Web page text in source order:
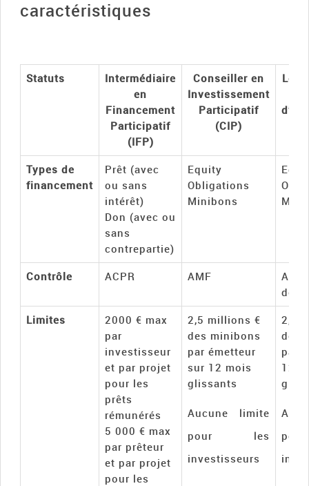
caractéristiques
Statuts
Intermédiaire
en
Financement
Participatif
(IFP)
Conseiller en
Investissement
Participatif
(CIP)
Le
Types de
financement
Prêt (avec
ou sans
intérêt)
Don (avec ou
sans
contrepartie)
Equity
Obligations
Minibons
Contrôle ACPR AMF
de
Limites
2000 € max
par
investisseur
et par projet
pour les
prêts
rémunérés
5 000 € max
par prêteur
et par projet
pour les
2,5 millions €
des minibons
par émetteur
sur 12 mois
glissants
Aucune limite
pour les
investisseurs
2,5
des
par
12